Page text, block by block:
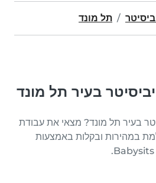
תל מונד
בעיר תל מונד
בעיר תל מונד? מצאי את עבודת
במהירות ובקלות באמצעות
Babysits.